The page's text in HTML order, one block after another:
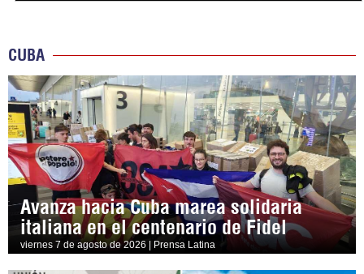
CUBA
Avanza hacia Cuba marea solidaria
italiana en el centenario de Fidel
viernes 7 de agosto de 2026 | Prensa Latina